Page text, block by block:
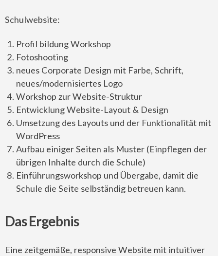
Schulwebsite:
Profil bildung Workshop
Fotoshooting
neues Corporate Design mit Farbe, Schrift,
neues/modernisiertes Logo
Workshop zur Website-Struktur
Entwicklung Website-Layout & Design
Umsetzung des Layouts und der Funktionalität mit
WordPress
Aufbau einiger Seiten als Muster (Einpflegen der
übrigen Inhalte durch die Schule)
Einführungsworkshop und Übergabe, damit die
Schule die Seite selbständig betreuen kann.
Das Ergebnis
Eine zeitgemäße, responsive Website mit intuitiver